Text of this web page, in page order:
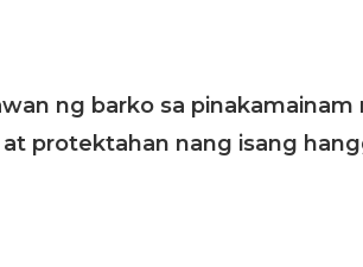
ng barko sa
protektahan nang isang